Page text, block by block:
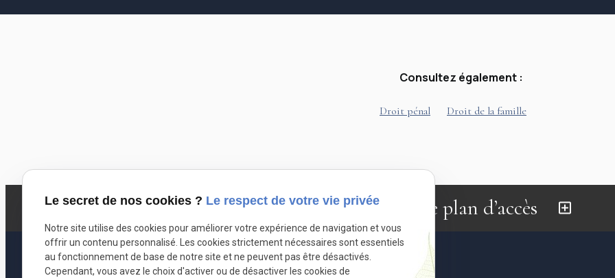
Consultez également :
Droit pénal Droit de la famille
Afficher le plan d’accès
Le secret de nos cookies ? Le respect de votre vie privée
Notre site utilise des cookies pour améliorer votre expérience de navigation et vous
offrir un contenu personnalisé. Les cookies strictement nécessaires sont essentiels
au fonctionnement de base de notre site et ne peuvent pas être désactivés.
Cependant, vous avez le choix d'activer ou de désactiver les cookies de